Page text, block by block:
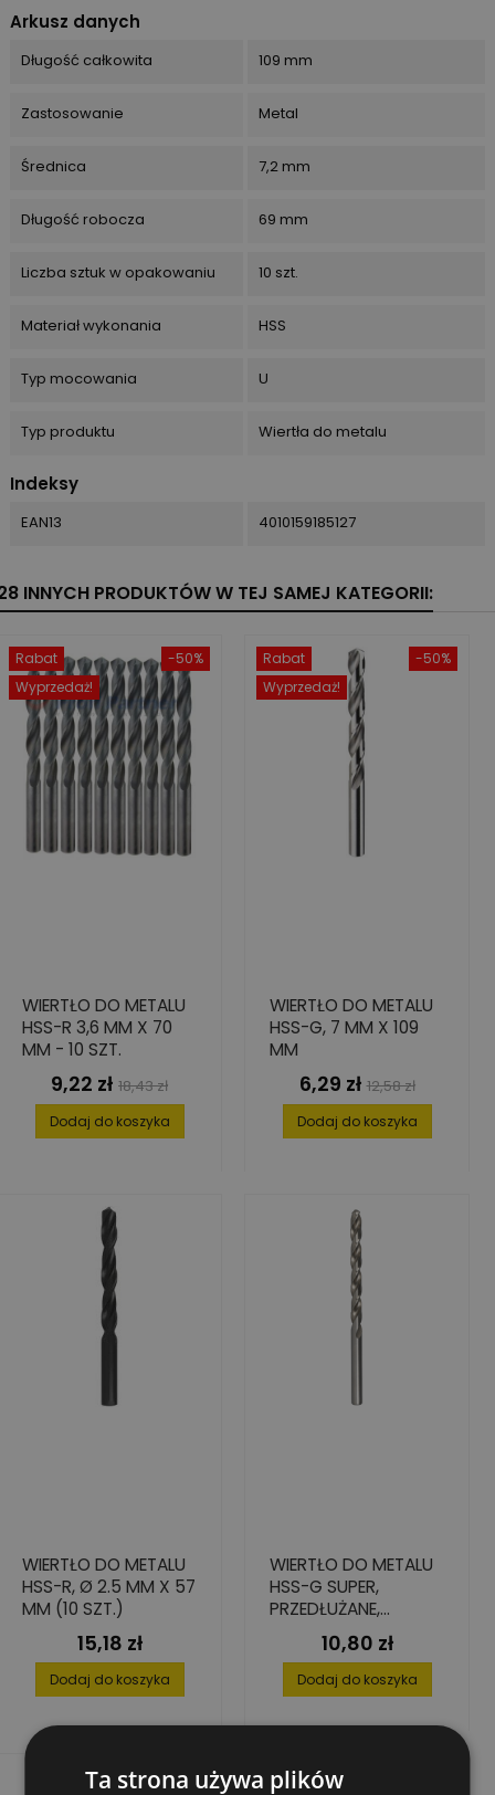
Arkusz danych
Długość całkowita 109 mm
Zastosowanie Metal
Średnica 7,2 mm
Długość robocza 69 mm
Liczba sztuk w opakowaniu 10 szt.
Materiał wykonania HSS
Typ mocowania U
Typ produktu Wiertła do metalu
Indeksy
EAN13 4010159185127
INNYCH PRODUKTÓW W TEJ SAMEJ KATEGORII:
-50%
Rabat
Wyprzedaż!
WIERTŁO DO METALU
HSS-R 3,6 MM X 70
MM - 10 SZT.
Cena
9,22 zł Cena
podstawowa
18,43 zł
Dodaj do koszyka
-50%
Rabat
Wyprzedaż!
WIERTŁO DO METALU
HSS-G, 7 MM X 109
MM
Cena
6,29 zł Cena
podstawowa
12,58 zł
Dodaj do koszyka
WIERTŁO DO METALU
HSS-R, Ø 2.5 MM X 57
MM (10 SZT.)
Cena
15,18 zł
Dodaj do koszyka
WIERTŁO DO METALU
HSS-G SUPER,
PRZEDŁUŻANE,
4,5X82/126
Cena
10,80 zł
Dodaj do koszyka
Rabat
Ta strona używa plików